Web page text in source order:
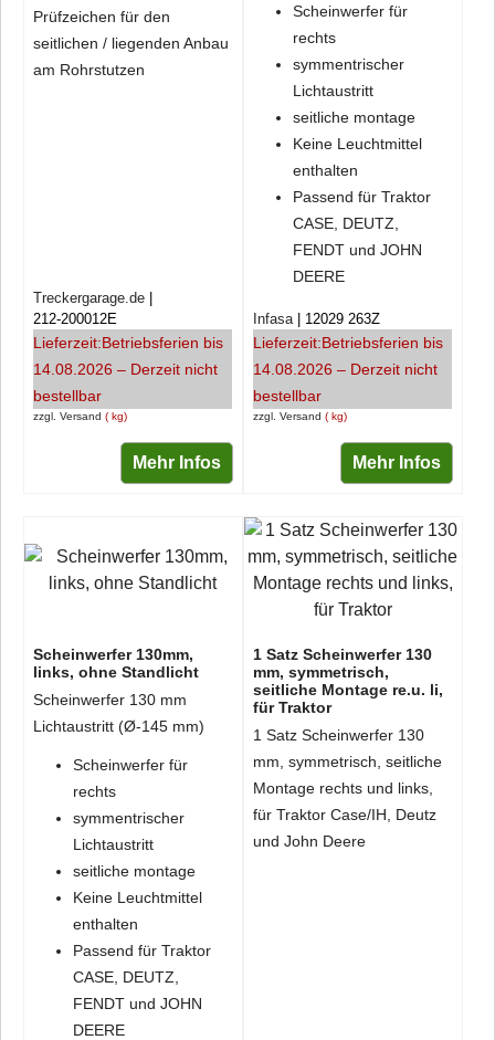
Prüfzeichen für den
seitlichen / liegenden Anbau
am Rohrstutzen
zzgl. Versand kg
Treckergarage.de
212-200012E
Lieferzeit:Betriebsferien bis
14.08.2026 – Derzeit nicht
bestellbar
Mehr Infos
Scheinwerfer für
rechts
symmentrischer
Lichtaustritt
seitliche montage
Keine Leuchtmittel
enthalten
Passend für Traktor
CASE, DEUTZ,
FENDT und JOHN
DEERE
zzgl. Versand kg
Infasa 12029 263Z
Lieferzeit:Betriebsferien bis
14.08.2026 – Derzeit nicht
bestellbar
Mehr Infos
Scheinwerfer 130mm,
links, ohne Standlicht
Scheinwerfer 130 mm
Lichtaustritt (Ø-145 mm)
Scheinwerfer für
rechts
symmentrischer
Lichtaustritt
seitliche montage
Keine Leuchtmittel
enthalten
Passend für Traktor
CASE, DEUTZ,
FENDT und JOHN
DEERE
1 Satz Scheinwerfer 130
mm, symmetrisch,
seitliche Montage re.u. li,
für Traktor
1 Satz Scheinwerfer 130
mm, symmetrisch, seitliche
Montage rechts und links,
für Traktor Case/IH, Deutz
und John Deere